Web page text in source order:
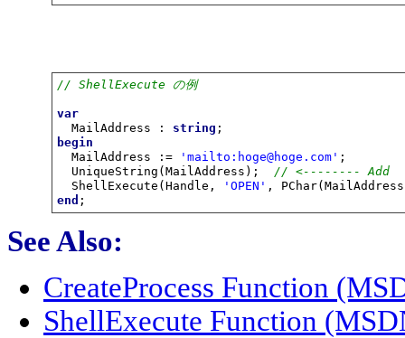
// ShellExecute の例
var
MailAddress : string
begin
MailAddress :=
'mailto:hoge@hoge.com' ;
UniqueString(MailAddress); // <-------- Add
ShellExecute(Handle,
'OPEN' ,
end ;
See Also:
CreateProcess Function
ShellExecute Function